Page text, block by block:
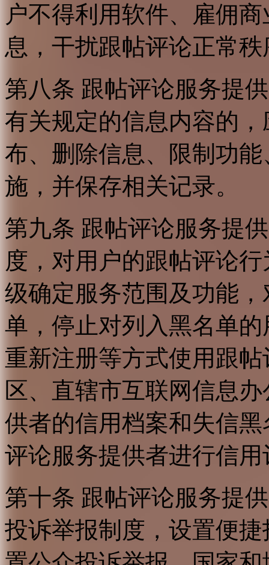
户不得利用软件、雇佣
息，干扰跟帖评论正常
第八条 跟帖评论服务提
有关规定的信息内容的
布、删除信息、限制功
施，并保存相关记录。
第九条 跟帖评论服务提
度，对用户的跟帖评论
级确定服务范围及功能
单，停止对列入黑名单
重新注册等方式使用跟
区、直辖市互联网信息
供者的信用档案和失信
评论服务提供者进行信用
第十条 跟帖评论服务提
投诉举报制度，设置便